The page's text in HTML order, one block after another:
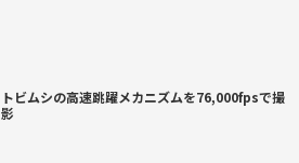
トビムシの高速跳躍メカニズムを76,000fpsで撮
影